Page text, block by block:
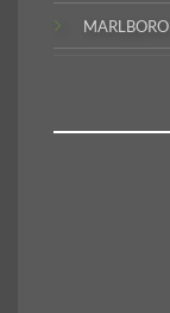
MARLBORO